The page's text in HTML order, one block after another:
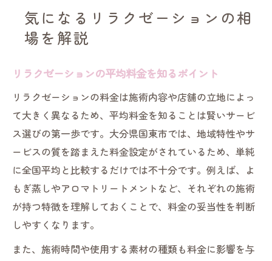
気になるリラクゼーションの相
場を解説
リラクゼーションの平均料金を知るポイント
リラクゼーションの料金は施術内容や店舗の立地によっ
て大きく異なるため、平均料金を知ることは賢いサービ
ス選びの第一歩です。大分県国東市では、地域特性やサ
ービスの質を踏まえた料金設定がされているため、単純
に全国平均と比較するだけでは不十分です。例えば、よ
もぎ蒸しやアロマトリートメントなど、それぞれの施術
が持つ特徴を理解しておくことで、料金の妥当性を判断
しやすくなります。
また、施術時間や使用する素材の種類も料金に影響を与